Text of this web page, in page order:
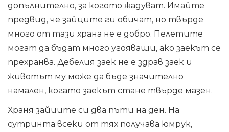
допълнително, за когото жадуват. Имайте
предвид, че зайците ги обичат, но твърде
много от тази храна не е добро. Пелетите
могат да бъдат много угояващи, ако заекът се
прехранва. Дебелия заек не е здрав заек и
животът му може да бъде значително
намален, когато заекът стане твърде мазен.
Храня зайците си два пъти на ден. На
сутринта всеки от тях получава юмрук,